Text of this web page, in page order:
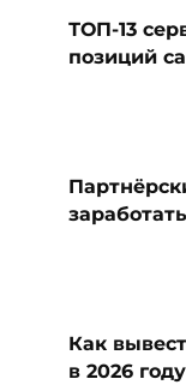
ТОП-13
позиций
Как
в 2026 году